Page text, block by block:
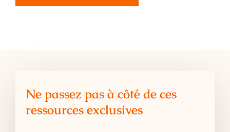
Ne passez pas à côté de ces
ressources exclusives